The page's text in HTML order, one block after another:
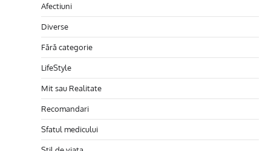
Afectiuni
Diverse
Fără categorie
LifeStyle
Mit sau Realitate
Recomandari
Sfatul medicului